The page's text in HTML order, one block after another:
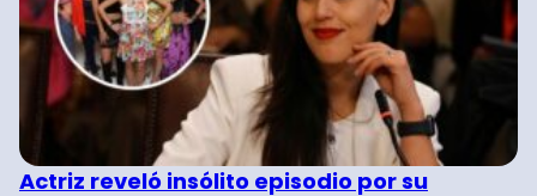
Actriz reveló insólito episodio por su